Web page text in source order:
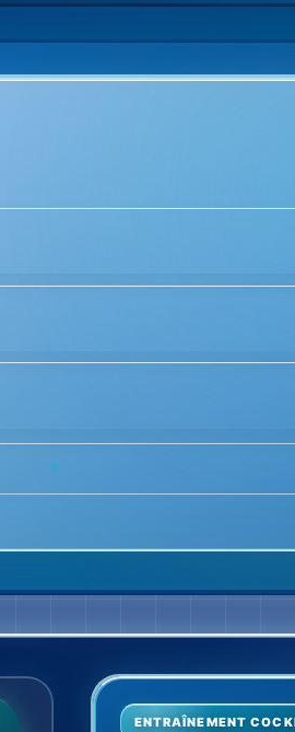
→
ENTRAÎNEMENT